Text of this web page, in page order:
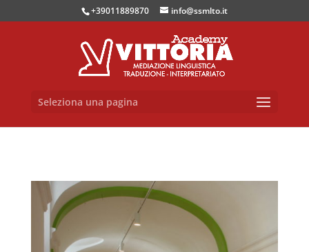
+39011889870 info@ssmlto.it
Seleziona una pagina